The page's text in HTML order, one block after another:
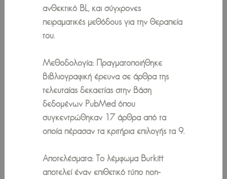
ανθεκτικό BL, και σύγχρονες
πειραματικές μεθόδους για την θεραπεία
του.
Μεθοδολογία: Πραγματοποιήθηκε
βιβλιογραφική έρευνα σε άρθρα της
τελευταίας δεκαετίας στην βάση
δεδομένων PubMed όπου
συγκεντρώθηκαν 17 άρθρα από τα
οποία πέρασαν τα κριτήρια επιλογής τα 9.
Αποτελέσματα: Το λέμφωμα Burkitt
αποτελεί έναν επιθετικό τύπο non-